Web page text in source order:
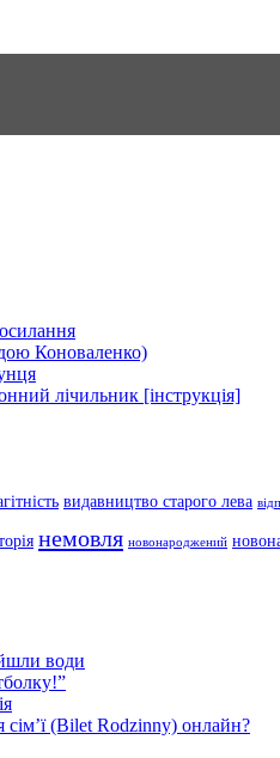
Коноваленко)
лічильник [інструкція]
видавництво старого лева
немовля новонароджений
води
(Bilet Rodzinny) онлайн?